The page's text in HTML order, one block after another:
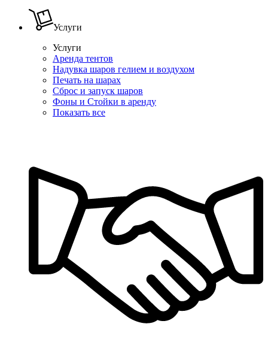
Услуги
Услуги
Аренда тентов
Надувка шаров гелием и воздухом
Печать на шарах
Сброс и запуск шаров
Фоны и Стойки в аренду
Показать все